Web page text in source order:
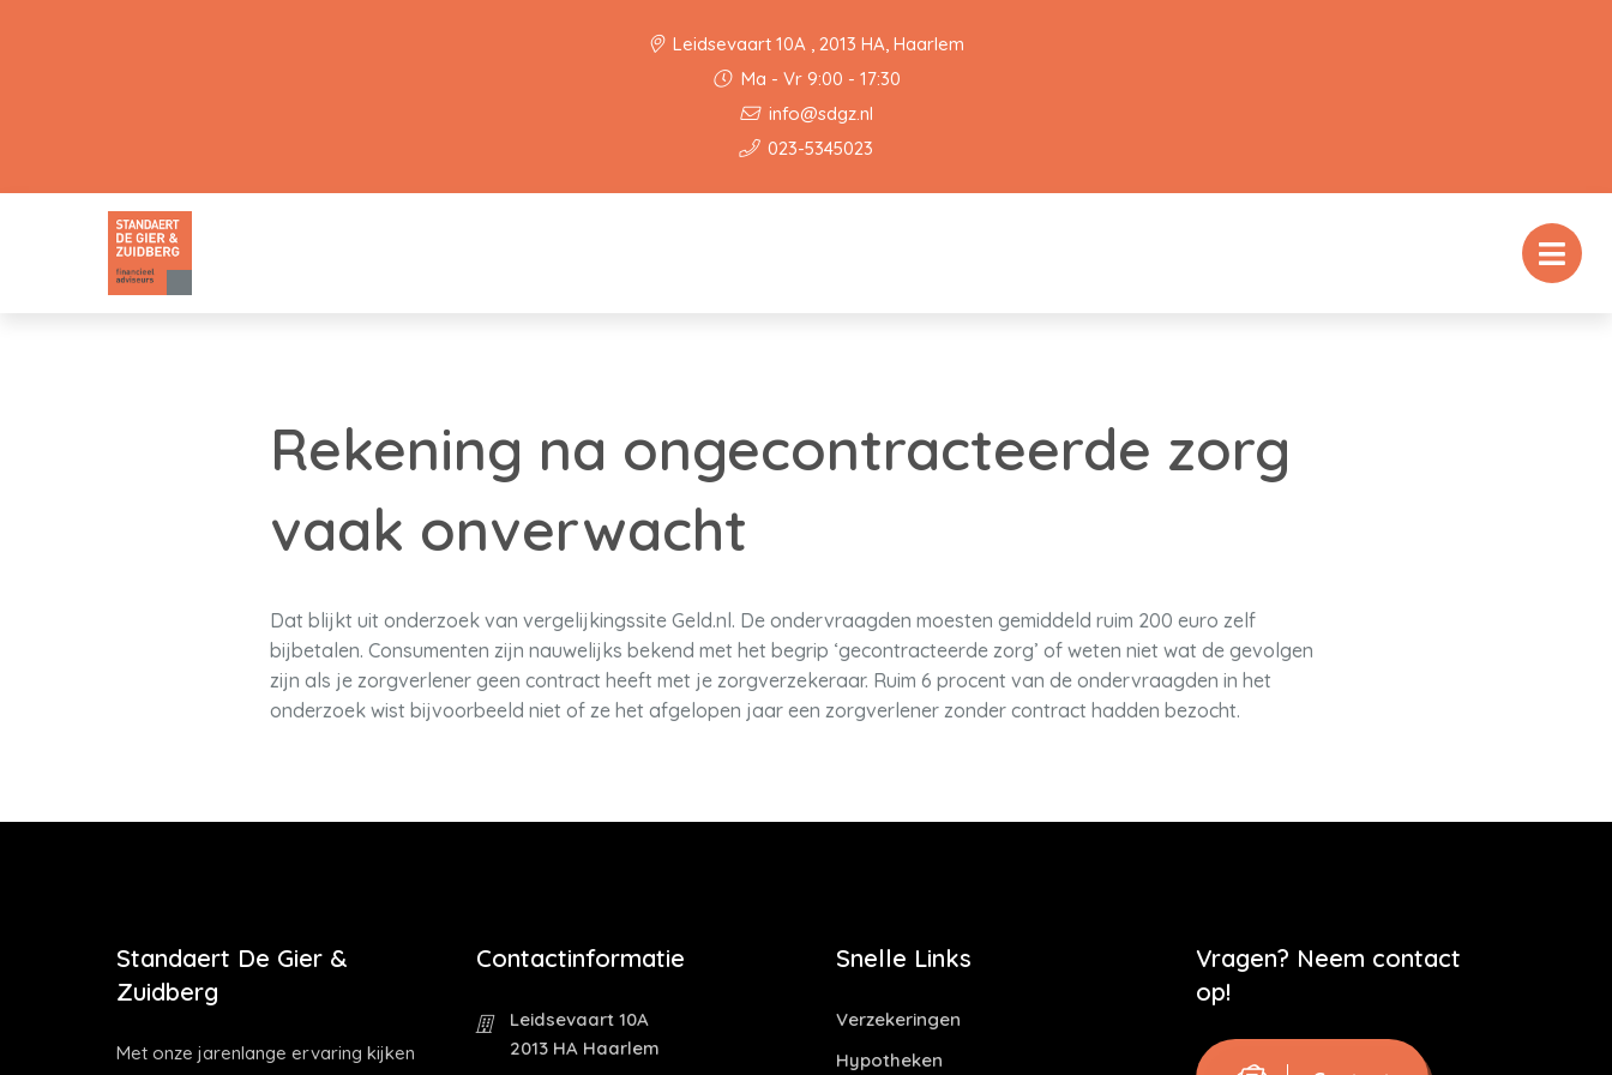
Leidsevaart 10A , 2013 HA, Haarlem
Ma - Vr 9:00 - 17:30
info@sdgz.nl
023-5345023
Rekening na ongecontracteerde zorg
vaak onverwacht
Dat blijkt uit onderzoek van vergelijkingssite Geld.nl. De ondervraagden moesten gemiddeld ruim 200 euro zelf
bijbetalen. Consumenten zijn nauwelijks bekend met het begrip ‘gecontracteerde zorg’ of weten niet wat de gevolgen
zijn als je zorgverlener geen contract heeft met je zorgverzekeraar. Ruim 6 procent van de ondervraagden in het
onderzoek wist bijvoorbeeld niet of ze het afgelopen jaar een zorgverlener zonder contract hadden bezocht.
Standaert De Gier &
Zuidberg
Met onze jarenlange ervaring kijken
Contactinformatie
Leidsevaart 10A
2013 HA Haarlem
Snelle Links
Verzekeringen
Hypotheken
Vragen? Neem contact
op!